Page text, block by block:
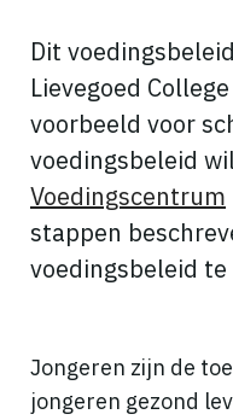
Dit
Lievegoed
voorbeeld voor
voedingsbeleid
Voedingscentrum
stappen
voedingsbeleid
Jongeren zijn de
jongeren gezond